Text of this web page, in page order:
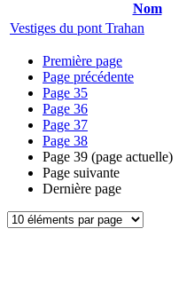
Nom
Vestiges du pont Trahan
Première page
Page précédente
Page 35
Page 36
Page 37
Page 38
Page 39 (page actuelle)
Page suivante
Dernière page